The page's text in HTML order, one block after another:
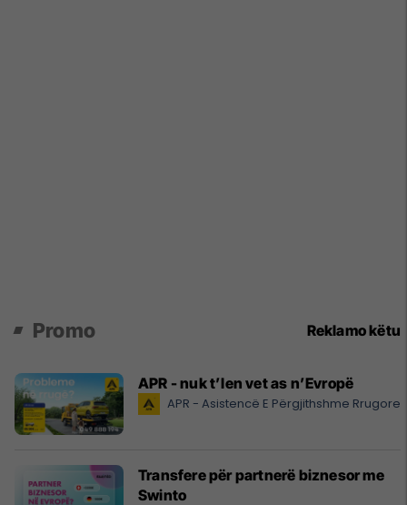
Promo Reklamo këtu
APR - nuk t’len vet as n’Evropë
APR - Asistencë E Përgjithshme Rrugore
Transfere për partnerë biznesor me
Swinto